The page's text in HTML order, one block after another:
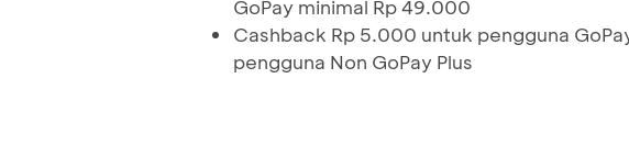
GoPay minimal Rp 49.000
Cashback Rp 5.000 untuk pengguna
pengguna Non GoPay Plus